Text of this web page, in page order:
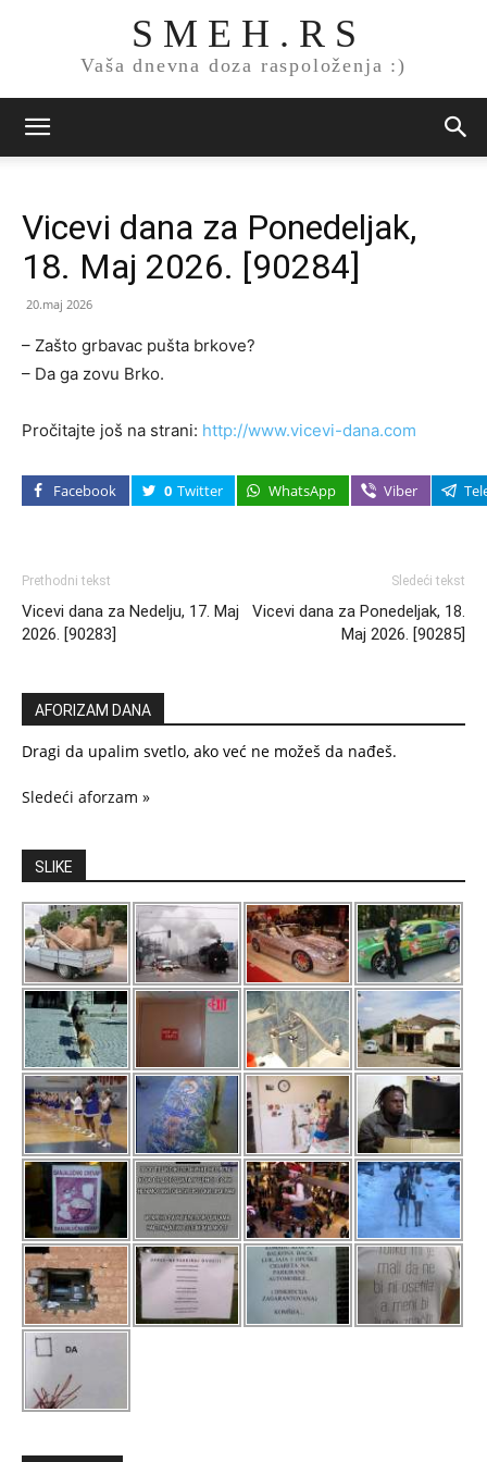
S M E H . R S
Vaša dnevna doza raspoloženja :)
Vicevi dana za Ponedeljak,
18. Maj 2026. [90284]
20.maj 2026
– Zašto grbavac pušta brkove?
– Da ga zovu Brko.
Pročitajte još na strani: http://www.vicevi-dana.com
Facebook 0 Twitter WhatsApp Viber
Prethodni tekst
Vicevi dana za Nedelju, 17. Maj
2026. [90283]
Sledeći tekst
Vicevi dana za Ponedeljak, 18.
Maj 2026. [90285]
AFORIZAM DANA
Dragi da upalim svetlo, ako već ne možeš da nađeš.
Sledeći aforzam »
SLIKE